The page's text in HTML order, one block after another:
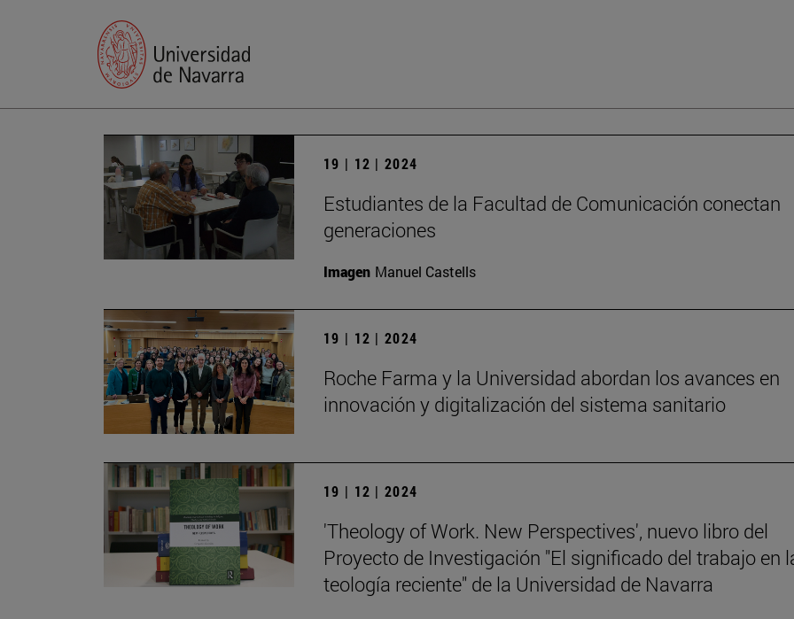
19 | 12 | 2024
Estudiantes de la Facultad de Comunicación conectan
generaciones
Imagen Manuel Castells
19 | 12 | 2024
Roche Farma y la Universidad abordan los avances en
innovación y digitalización del sistema sanitario
19 | 12 | 2024
'Theology of Work. New Perspectives', nuevo libro del
Proyecto de Investigación "El significado del trabajo en
teología reciente" de la Universidad de Navarra